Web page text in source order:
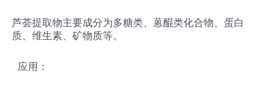
芦荟提取物主要成分为多糖类、蒽醌类化合物、蛋白
质、维生素、矿物质等。
应用：